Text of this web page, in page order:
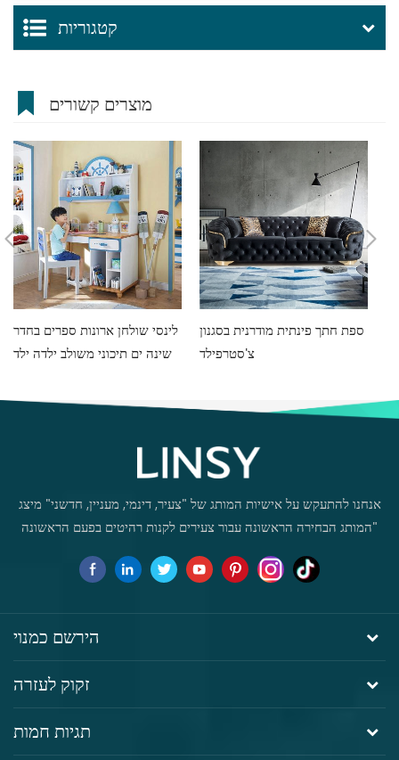
קטגוריות
מוצרים קשורים
לינסי שולחן ארונות ספרים בחדר
שינה ים תיכוני משולב ילדה ילד
DF1V-B
ספת חתך פינתית מודרנית בסגנון
צ'סטרפילד
אנחנו להתעקש על אישיות המותג של "צעיר, דינמי, מעניין, חדשני" מיצג
"המותג הבחירה הראשונה עבור צעירים לקנות רהיטים בפעם הראשונה
הירשם כמנוי
זקוק לעזרה
תגיות חמות